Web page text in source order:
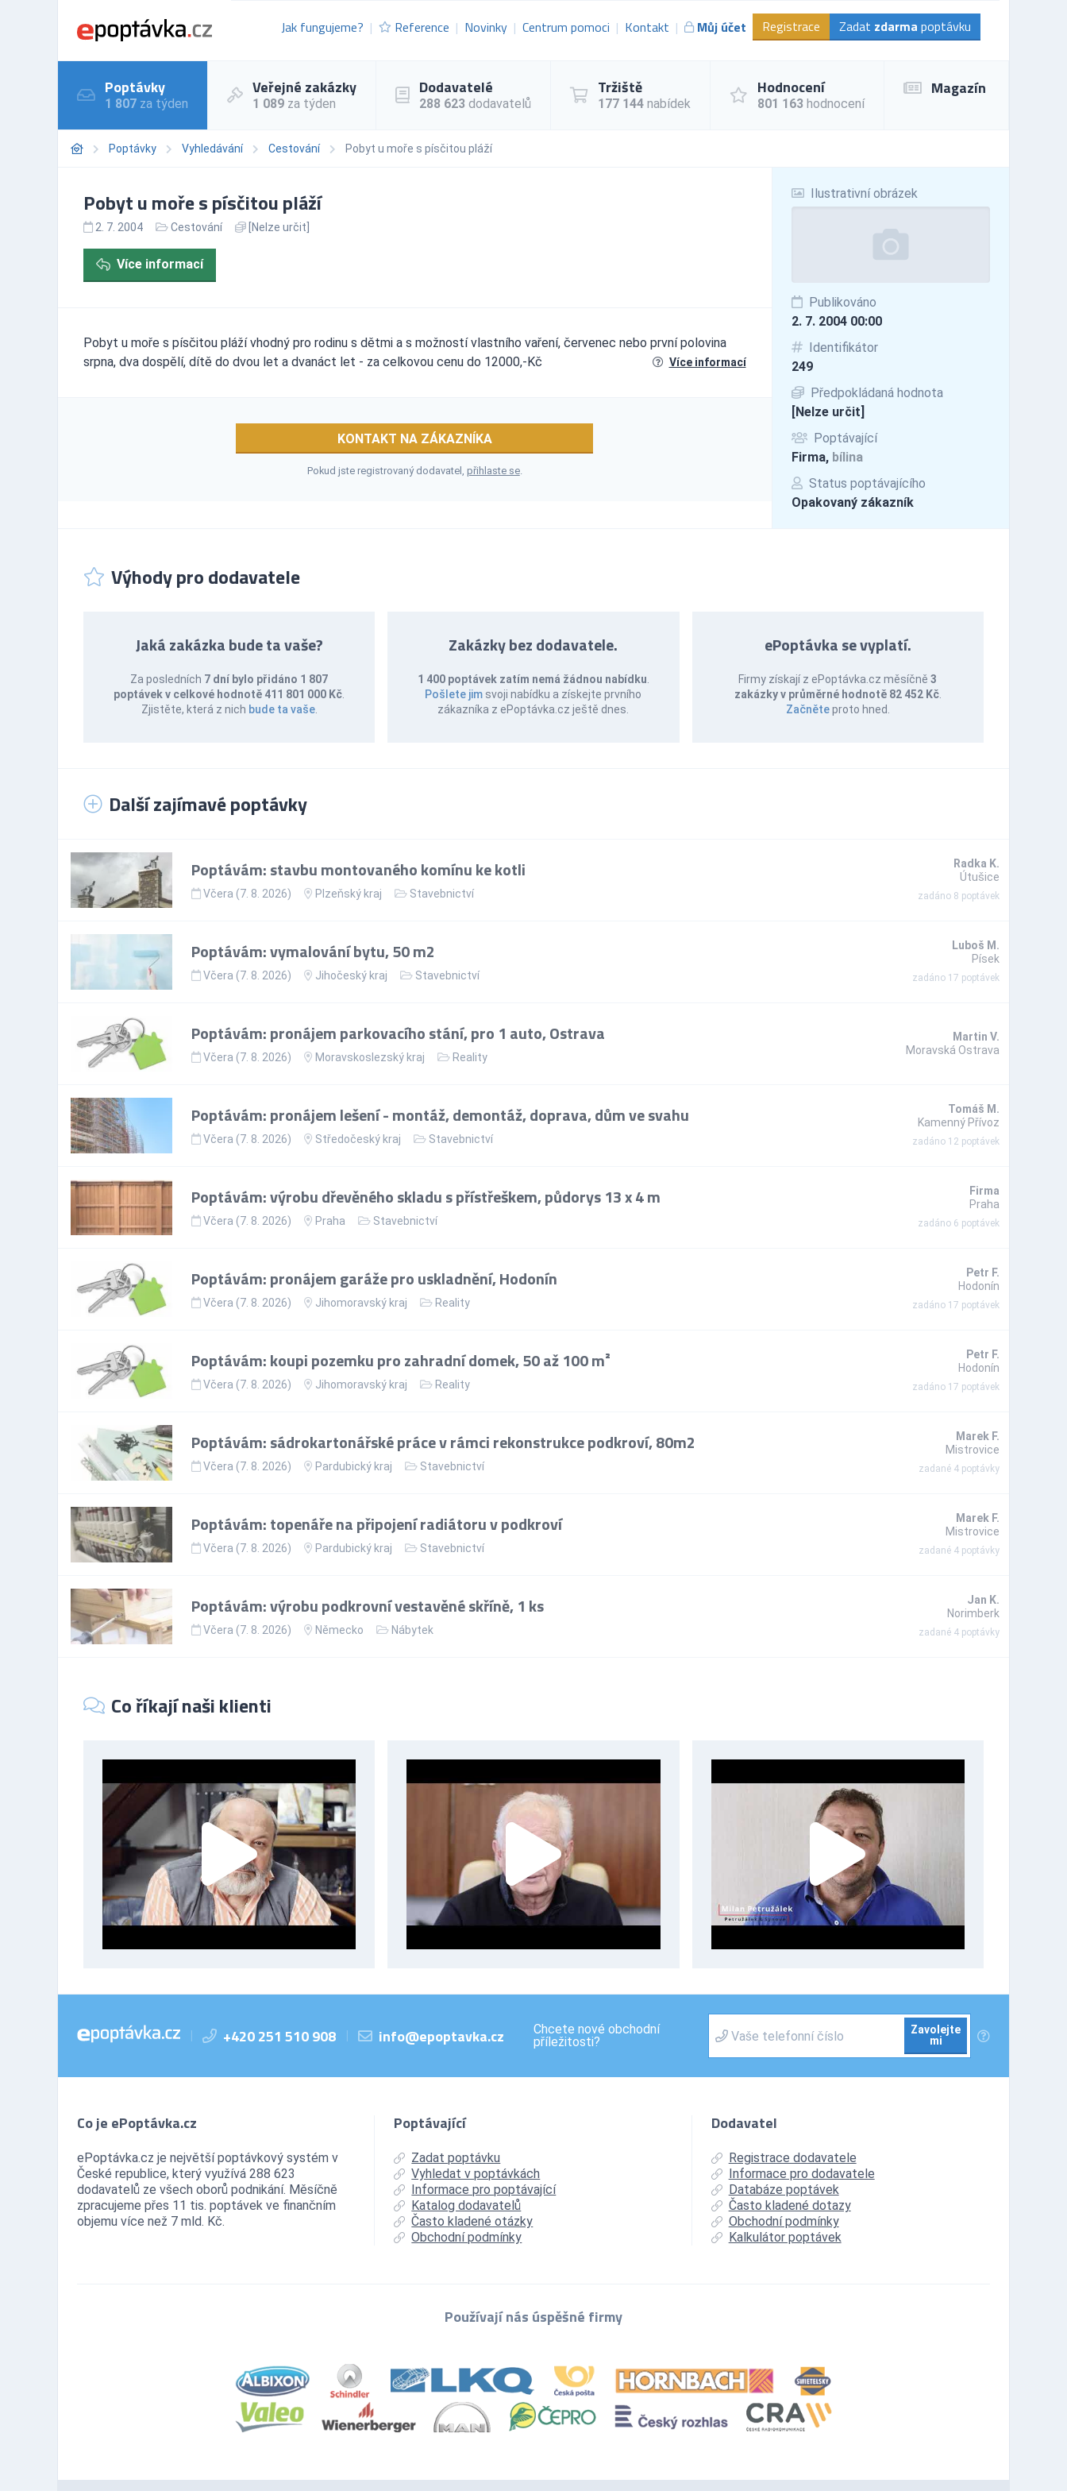
Jak fungujeme? Reference Novinky Centrum pomoci Kontakt Můj účet Registrace Zadat zdarma poptávku
Poptávky
1 807 za týden
Veřejné zakázky
1 089 za týden
Dodavatelé
288 623 dodavatelů
Tržiště
177 144 nabídek
Hodnocení
801 163 hodnocení
Magazín
Poptávky Vyhledávání Cestování Pobyt u moře s písčitou pláží
Ilustrativní obrázek
Publikováno
2. 7. 2004 00:00
Identifikátor
249
Předpokládaná hodnota
[Nelze určit]
Poptávající
Firma, bílina
Status poptávajícího
Opakovaný zákazník
Pobyt u moře s písčitou pláží
2. 7. 2004 Cestování [Nelze určit]
Více informací
Pobyt u moře s písčitou pláží vhodný pro rodinu s dětmi a s možností vlastního vaření, červenec nebo první polovina
srpna, dva dospělí, dítě do dvou let a dvanáct let - za celkovou cenu do 12000,-Kč
Více informací
KONTAKT NA ZÁKAZNÍKA
Pokud jste registrovaný dodavatel, přihlaste se.
Výhody pro dodavatele
Jaká zakázka bude ta vaše?
Za posledních 7 dní bylo přidáno 1 807
poptávek v celkové hodnotě 411 801 000 Kč
Zjistěte, která z nich bude ta vaše.
Zakázky bez dodavatele.
1 400 poptávek zatím nemá žádnou nabídku
Pošlete jim svoji nabídku a získejte prvního
zákazníka z ePoptávka.cz ještě dnes.
ePoptávka se vyplatí.
Firmy získají z ePoptávka.cz měsíčně3
zakázky v průměrné hodnotě 82 452 Kč.
Začněteproto hned.
Další zajímavé poptávky
Poptávám: stavbu montovaného komínu ke kotli
Včera (7. 8. 2026) Plzeňský kraj Stavebnictví
Radka K.
Útušice
zadáno 8 poptávek
Poptávám: vymalování bytu, 50 m2
Včera (7. 8. 2026) Jihočeský kraj Stavebnictví
Luboš M.
Písek
zadáno 17 poptávek
Poptávám: pronájem parkovacího stání, pro 1 auto, Ostrava
Včera (7. 8. 2026) Moravskoslezský kraj Reality
Martin V.
Moravská Ostrava
Poptávám: pronájem lešení - montáž, demontáž, doprava, dům ve svahu
Včera (7. 8. 2026) Středočeský kraj Stavebnictví
Tomáš M.
Kamenný Přívoz
zadáno 12 poptávek
Poptávám: výrobu dřevěného skladu s přístřeškem, půdorys 13 x 4 m
Včera (7. 8. 2026) Praha Stavebnictví
Firma
Praha
zadáno 6 poptávek
Poptávám: pronájem garáže pro uskladnění, Hodonín
Včera (7. 8. 2026) Jihomoravský kraj Reality
Petr F.
Hodonín
zadáno 17 poptávek
Poptávám: koupi pozemku pro zahradní domek, 50 až 100 m²
Včera (7. 8. 2026) Jihomoravský kraj Reality
Petr F.
Hodonín
zadáno 17 poptávek
Poptávám: sádrokartonářské práce v rámci rekonstrukce podkroví, 80m2
Včera (7. 8. 2026) Pardubický kraj Stavebnictví
Marek F.
Mistrovice
zadané 4 poptávky
Poptávám: topenáře na připojení radiátoru v podkroví
Včera (7. 8. 2026) Pardubický kraj Stavebnictví
Marek F.
Mistrovice
zadané 4 poptávky
Poptávám: výrobu podkrovní vestavěné skříně, 1 ks
Včera (7. 8. 2026) Německo Nábytek
Jan K.
Norimberk
zadané 4 poptávky
Co říkají naši klienti
| +420 251 510 908 | info@epoptavka.cz
Chcete nové obchodní
příležitosti?
Zavolejte
mi
Co je ePoptávka.cz
ePoptávka.cz je největší poptávkový systém v
České republice, který využívá 288 623
dodavatelů ze všech oborů podnikání. Měsíčně
zpracujeme přes 11 tis. poptávek ve finančním
objemu více než 7 mld. Kč.
Poptávající
Zadat poptávku
Vyhledat v poptávkách
Informace pro poptávající
Katalog dodavatelů
Často kladené otázky
Obchodní podmínky
Dodavatel
Registrace dodavatele
Informace pro dodavatele
Databáze poptávek
Často kladené dotazy
Obchodní podmínky
Kalkulátor poptávek
Používají nás úspěšné firmy